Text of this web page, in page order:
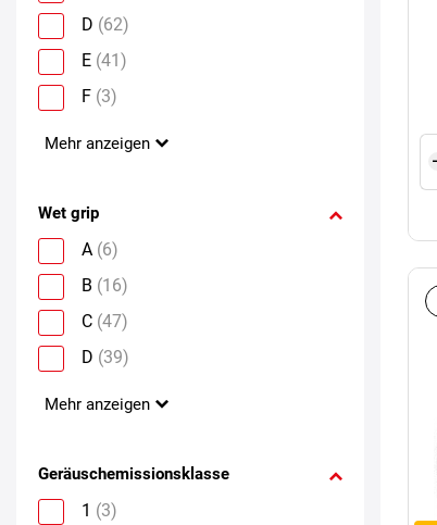
D (62)
E (41)
F (3)
Mehr anzeigen
Wet grip
A (6)
B (16)
C (47)
D (39)
Mehr anzeigen
Geräuschemissionsklasse
1 (3)